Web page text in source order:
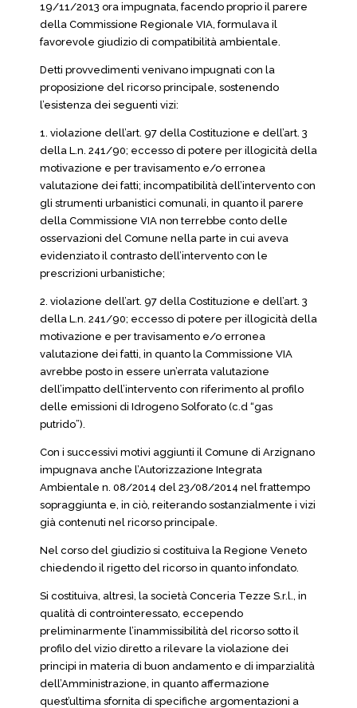
19/11/2013 ora impugnata, facendo proprio il parere
della Commissione Regionale VIA, formulava il
favorevole giudizio di compatibilità ambientale.
Detti provvedimenti venivano impugnati con la
proposizione del ricorso principale, sostenendo
l’esistenza dei seguenti vizi:
1. violazione dell’art. 97 della Costituzione e dell’art. 3
della L.n. 241/90; eccesso di potere per illogicità della
motivazione e per travisamento e/o erronea
valutazione dei fatti; incompatibilità dell’intervento con
gli strumenti urbanistici comunali, in quanto il parere
della Commissione VIA non terrebbe conto delle
osservazioni del Comune nella parte in cui aveva
evidenziato il contrasto dell’intervento con le
prescrizioni urbanistiche;
2. violazione dell’art. 97 della Costituzione e dell’art. 3
della L.n. 241/90; eccesso di potere per illogicità della
motivazione e per travisamento e/o erronea
valutazione dei fatti, in quanto la Commissione VIA
avrebbe posto in essere un’errata valutazione
dell’impatto dell’intervento con riferimento al profilo
delle emissioni di Idrogeno Solforato (c.d “gas
putrido”).
Con i successivi motivi aggiunti il Comune di Arzignano
impugnava anche l’Autorizzazione Integrata
Ambientale n. 08/2014 del 23/08/2014 nel frattempo
sopraggiunta e, in ciò, reiterando sostanzialmente i vizi
già contenuti nel ricorso principale.
Nel corso del giudizio si costituiva la Regione Veneto
chiedendo il rigetto del ricorso in quanto infondato.
Si costituiva, altresì, la società Conceria Tezze S.r.l., in
qualità di controinteressato, eccependo
preliminarmente l’inammissibilità del ricorso sotto il
profilo del vizio diretto a rilevare la violazione dei
principi in materia di buon andamento e di imparzialità
dell’Amministrazione, in quanto affermazione
quest’ultima sfornita di specifiche argomentazioni a